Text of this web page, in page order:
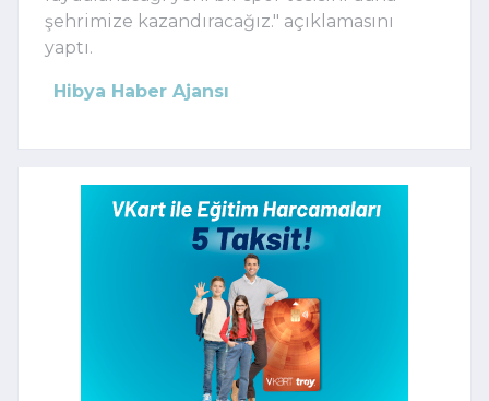
şehrimize kazandıracağız." açıklamasını
yaptı.
Hibya Haber Ajansı